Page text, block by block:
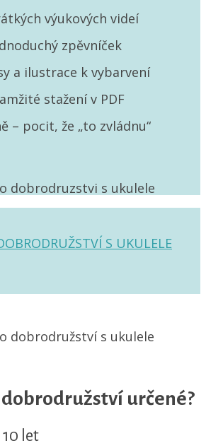
výukových videí
zpěvníček
a ilustrace k vybarvení
stažení v PDF
– pocit, že „to zvládnu“
S UKULELE
určené?
let